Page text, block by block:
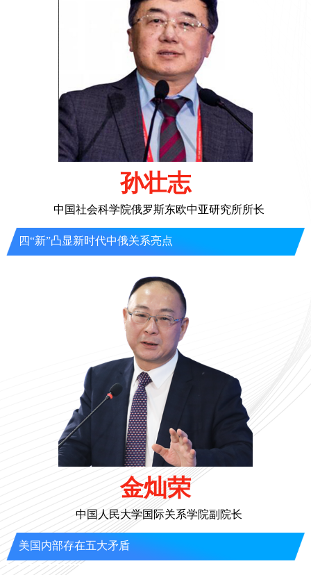
孙壮志
中国社会科学院俄罗斯东欧中亚研究所所长
四“新”凸显新时代中俄关系亮点
金灿荣
中国人民大学国际关系学院副院长
美国内部存在五大矛盾